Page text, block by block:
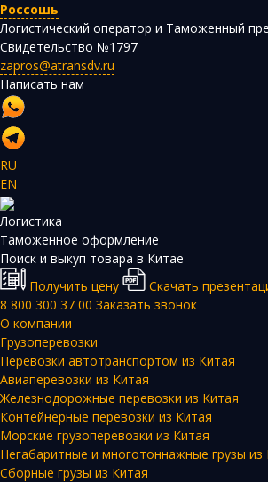
Россошь
Логистический оператор и Таможенный
Свидетельство №1797
zapros@atransdv.ru
Написать нам
RU
EN
Логистика
Таможенное оформление
Поиск и выкуп товара в Китае
Получить цену
Скачать
8 800 300 37 00 Заказать звонок
О компании
Грузоперевозки
Перевозки автотранспортом из Китая
Авиаперевозки из Китая
Железнодорожные перевозки из Китая
Контейнерные перевозки из Китая
Морские грузоперевозки из Китая
Негабаритные и многотоннажные грузы из
Сборные грузы из Китая